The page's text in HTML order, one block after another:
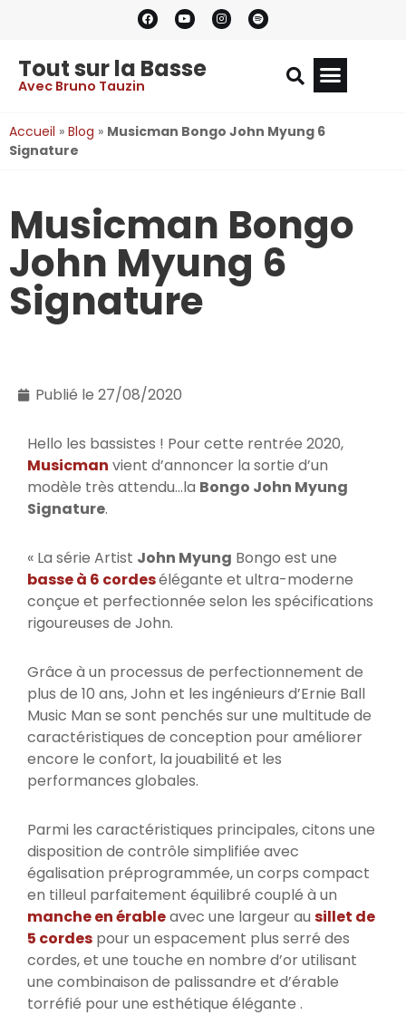
Tout sur la Basse
Avec Bruno Tauzin
Accueil » Blog » Musicman Bongo John Myung 6
Signature
Musicman Bongo
John Myung 6
Signature
Publié le 27/08/2020
Hello les bassistes ! Pour cette rentrée 2020,
Musicman vient d’annoncer la sortie d’un
modèle très attendu…la Bongo John Myung
Signature.
« La série Artist John Myung Bongo est une
basse à 6 cordesélégante et ultra-moderne
conçue et perfectionnée selon les spécifications
rigoureuses de John.
Grâce à un processus de perfectionnement de
plus de 10 ans, John et les ingénieurs d’Ernie Ball
Music Man se sont penchés sur une multitude de
caractéristiques de conception pour améliorer
encore le confort, la jouabilité et les
performances globales.
Parmi les caractéristiques principales, citons une
disposition de contrôle simplifiée avec
égalisation préprogrammée, un corps compact
en tilleul parfaitement équilibré couplé à un
manche en érableavec une largeur au sillet de
5 cordes pour un espacement plus serré des
cordes, et une touche en nombre d’or utilisant
une combinaison de palissandre et d’érable
torréfié pour une esthétique élégante .